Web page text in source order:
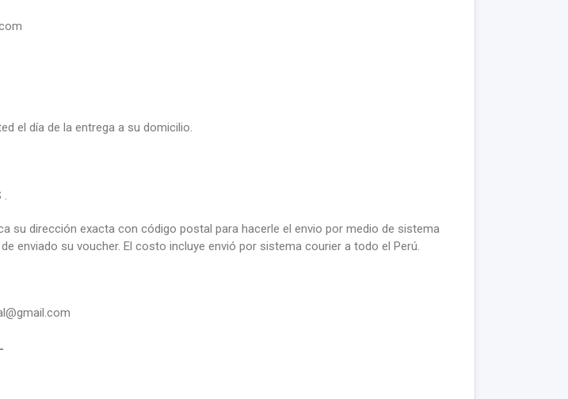
el día de la entrega a su domicilio.
su dirección exacta con código postal para hacerle el envio por medio de sistema
enviado su voucher. El costo incluye envió por sistema courier a todo el Perú.